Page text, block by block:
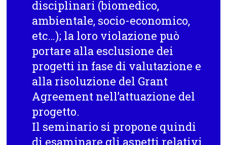
disciplinari (biomedico,
ambientale, socio-economico,
etc…); la loro violazione può
portare alla esclusione dei
progetti in fase di valutazione e
alla risoluzione del Grant
Agreement nell’attuazione del
progetto.
Il seminario si propone quindi
di esaminare gli aspetti relativi